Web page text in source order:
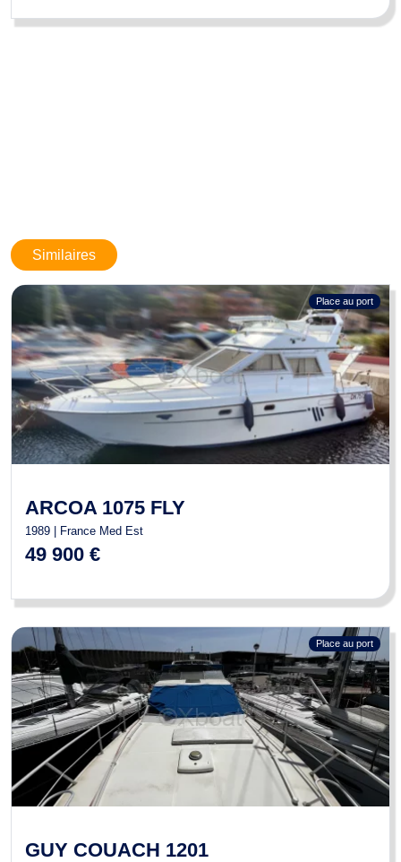
Similaires
Place au port
ARCOA 1075 FLY
1989 | France Med Est
49 900 €
Place au port
GUY COUACH 1201